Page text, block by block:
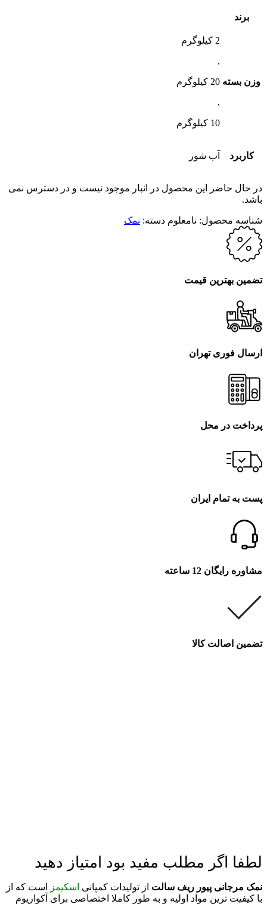
برند
وزن بسته
2 کیلوگرم
,
20 کیلوگرم
,
10 کیلوگرم
کاربرد آب شور
در حال حاضر این محصول در انبار موجود نیست و در دسترس نمی
باشد.
شناسه محصول: نامعلوم دسته: نمک
تضمین بهترین قیمت
ارسال فوری تهران
پرداخت در محل
پست به تمام ایران
مشاوره رایگان 12 ساعته
تضمین اصالت کالا
لطفا اگر مطلب مفید بود امتیاز دهید
نمک مرجانی پیور ریف سالت از تولیدات کمپانی اسکیمز
است که از
با کیفیت ترین مواد اولیه و به طور کاملا اختصاصی برای آکواریوم